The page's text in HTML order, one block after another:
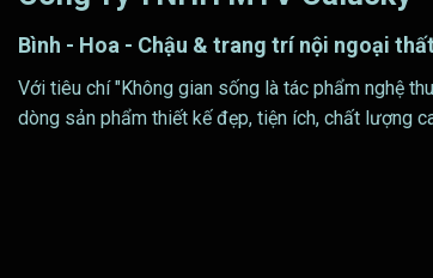
Bình - Hoa - Chậu & trang trí nội ngoại thất
Với tiêu chí "Không gian sống là tác phẩm nghệ
dòng sản phẩm thiết kế đẹp, tiện ích, chất lượng